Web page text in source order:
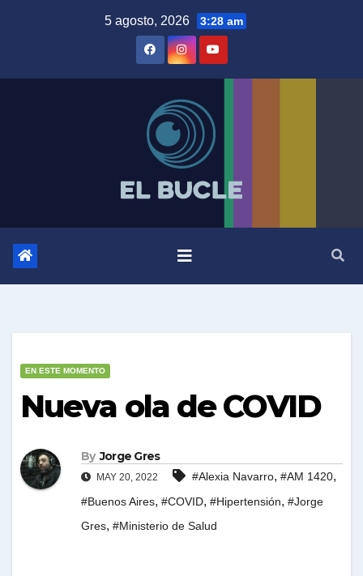
5 agosto, 2026 3:28 am
EN ESTE MOMENTO
Nueva ola de COVID
By Jorge Gres
MAY 20, 2022 #Alexia Navarro, #AM 1420,
#Buenos Aires, #COVID, #Hipertensión, #Jorge
Gres, #Ministerio de Salud